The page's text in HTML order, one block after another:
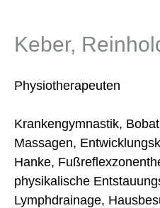
Keber,
Physiotherapeuten
Krankengymnastik,
Massagen,
Hanke,
physikalische
Lymphdrainage,